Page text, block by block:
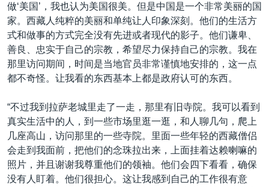
做‘美国’，我也认为美国很美。但是中国是一个非常美丽的国
家。西藏人纯粹的美丽和单纯让人印象深刻。他们的生活方
式和做事的方式完全没有先进或者现代的影子。他们谦卑、
善良、忠实于自己的宗教，希望尽力保持自己的宗教。我在
那里访问期间，时间是当地官员非常谨慎地安排的，这一点
都不奇怪。让我看的东西基本上都是政府认可的东西。
“不过我到拉萨老城里走了一走，那里有旧寺院。我可以看到
真实生活中的人，到一些市场里逛一逛，和人聊几句，爬上
几座高山，访问那里的一些寺院。里面一些年轻的西藏僧侣
会走到我面前，把他们的念珠拉出来，上面挂着达赖喇嘛的
照片，并且谢谢我尊重他们的领袖。他们会四下看看，确保
没有人盯着。他们很担心。这让我感到自己的工作很有意